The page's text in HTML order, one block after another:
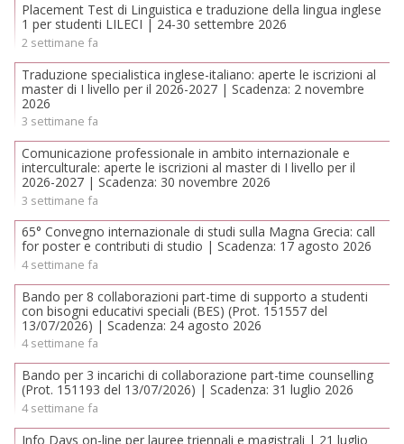
Placement Test di Linguistica e traduzione della lingua inglese
1 per studenti LILECI | 24-30 settembre 2026
2 settimane fa
Traduzione specialistica inglese-italiano: aperte le iscrizioni al
master di I livello per il 2026-2027 | Scadenza: 2 novembre
2026
3 settimane fa
Comunicazione professionale in ambito internazionale e
interculturale: aperte le iscrizioni al master di I livello per il
2026-2027 | Scadenza: 30 novembre 2026
3 settimane fa
65° Convegno internazionale di studi sulla Magna Grecia: call
for poster e contributi di studio | Scadenza: 17 agosto 2026
4 settimane fa
Bando per 8 collaborazioni part-time di supporto a studenti
con bisogni educativi speciali (BES) (Prot. 151557 del
13/07/2026) | Scadenza: 24 agosto 2026
4 settimane fa
Bando per 3 incarichi di collaborazione part-time counselling
(Prot. 151193 del 13/07/2026) | Scadenza: 31 luglio 2026
4 settimane fa
Info Days on-line per lauree triennali e magistrali | 21 luglio